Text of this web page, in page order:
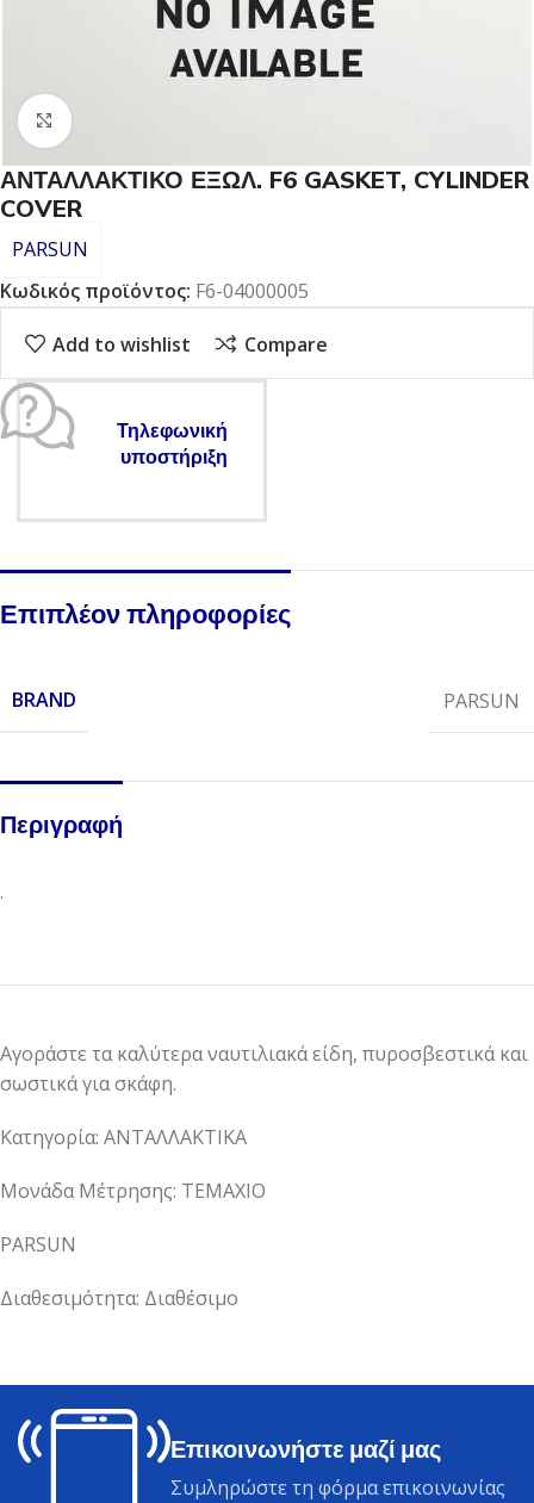
Click to enlarge
ΑΝΤΑΛΛΑΚΤΙΚΟ ΕΞΩΛ. F6 GASKET, CYLINDER
COVER
PARSUN
Κωδικός προϊόντος: F6-04000005
Add to wishlist Compare
Τηλεφωνική
υποστήριξη
Επιπλέον πληροφορίες
BRAND PARSUN
Περιγραφή
.
Αγοράστε τα καλύτερα ναυτιλιακά είδη, πυροσβεστικά και
σωστικά για σκάφη.
Κατηγορία: ΑΝΤΑΛΛΑΚΤΙΚΑ
Μονάδα Μέτρησης: ΤΕΜΑΧΙΟ
PARSUN
Διαθεσιμότητα: Διαθέσιμο
Επικοινωνήστε μαζί μας
Συμληρώστε τη φόρμα επικοινωνίας